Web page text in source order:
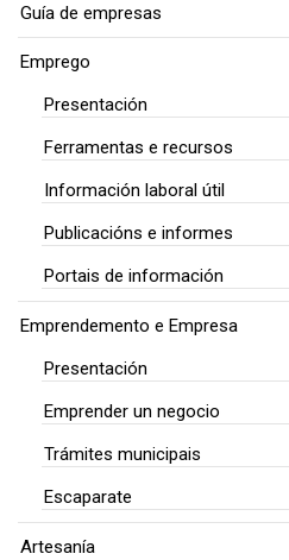
Guía de empresas
Emprego
Presentación
Ferramentas e recursos
Información laboral útil
Publicacións e informes
Portais de información
Emprendemento e Empresa
Presentación
Emprender un negocio
Trámites municipais
Escaparate
Artesanía